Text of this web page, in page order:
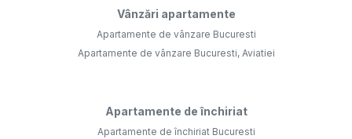
Vânzări apartamente
Apartamente de vânzare Bucuresti
Apartamente de vânzare Bucuresti, Aviatiei
Apartamente de închiriat
Apartamente de închiriat Bucuresti